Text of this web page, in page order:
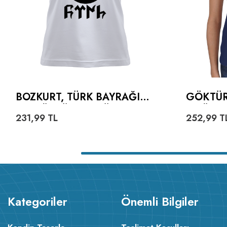
BOZKURT, TÜRK BAYRAĞI
YAZILI KADIN TIŞÖRT
231,99 TL 252,99
Kategoriler Önemli Bilgiler